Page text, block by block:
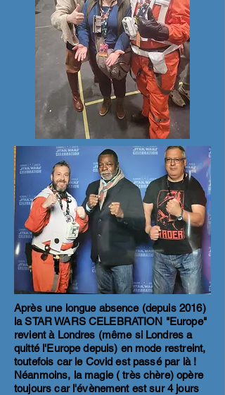
Après une longue absence (depuis 2016)
la STAR WARS CELEBRATION "Europe"
revient à Londres (même si Londres a
quitté l'Europe depuis) en mode restreint,
toutefois car le Covid est passé par là !
Néanmoins, la magie ( très chère) opère
toujours car l'évènement est sur 4 jours